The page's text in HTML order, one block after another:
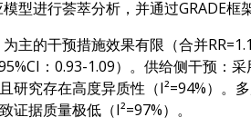
进行荟萃分析，并通过GRADE框
的干预措施效果有限（合并
：0.93-1.09）。供给侧干预：
研究存在高度异质性（I²=94%）。
据质量极低（I²=97%）。